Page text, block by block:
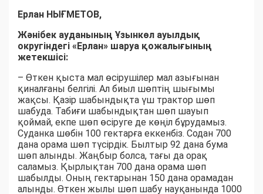
Ерлан НЫҒМЕТОВ,
Жәнібек ауданының Ұзынкөл ауылдық
округіндегі «Ерлан» шаруа қожалығының
жетекшісі:
– Өткен қыста мал өсірушілер мал азығынан
қиналғаны белгілі. Ал биыл шөптің шығымы
жақсы. Қазір шабындықта үш трактор шөп
шабуда. Табиғи шабындықтан шөп шауып
қоймай, екпе шөп өсіруге де көңіл бұрудамыз.
Суданка шөбін 100 гектарға еккенбіз. Содан 700
дана орама шөп түсірдік. Былтыр 92 дана бума
шөп алынды. Жаңбыр болса, тағы да орақ
саламыз. Қырлықтан 700 дана орама шөп
шабылды. Оның гектарынан 150 дана орамадан
алынды. Өткен жылы шөп шабу науқанында 1000